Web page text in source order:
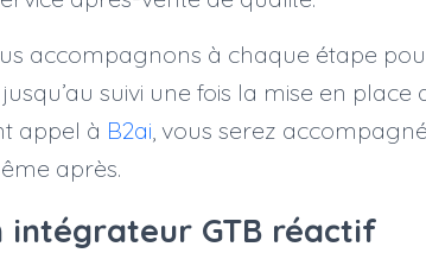
accompagnons à chaque étape
jusqu’au suivi une fois la mise en
appel à B2ai, vous serez
après.
intégrateur GTB réactif